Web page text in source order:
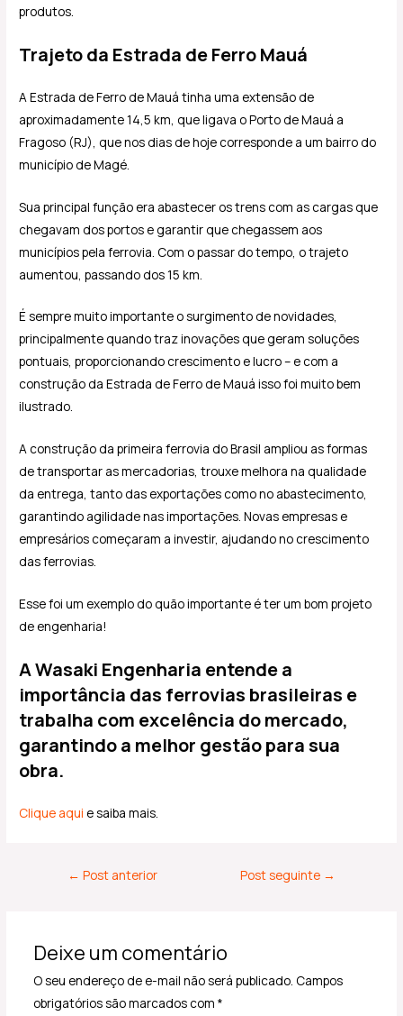
produtos.
Trajeto da Estrada de Ferro Mauá
A Estrada de Ferro de Mauá tinha uma extensão de
aproximadamente 14,5 km, que ligava o Porto de Mauá a
Fragoso (RJ), que nos dias de hoje corresponde a um bairro do
município de Magé.
Sua principal função era abastecer os trens com as cargas que
chegavam dos portos e garantir que chegassem aos
municípios pela ferrovia. Com o passar do tempo, o trajeto
aumentou, passando dos 15 km.
É sempre muito importante o surgimento de novidades,
principalmente quando traz inovações que geram soluções
pontuais, proporcionando crescimento e lucro – e com a
construção da Estrada de Ferro de Mauá isso foi muito bem
ilustrado.
A construção da primeira ferrovia do Brasil ampliou as formas
de transportar as mercadorias, trouxe melhora na qualidade
da entrega, tanto das exportações como no abastecimento,
garantindo agilidade nas importações. Novas empresas e
empresários começaram a investir, ajudando no crescimento
das ferrovias.
Esse foi um exemplo do quão importante é ter um bom projeto
de engenharia!
AWasaki Engenharia entende a
importância das ferrovias brasileiras e
trabalha com excelência do mercado,
garantindo a melhor gestão para sua
obra.
Clique aqui e saiba mais.
← Post anterior Post seguinte →
Deixe um comentário
O seu endereço de e-mail não será publicado. Campos
obrigatórios são marcados com *